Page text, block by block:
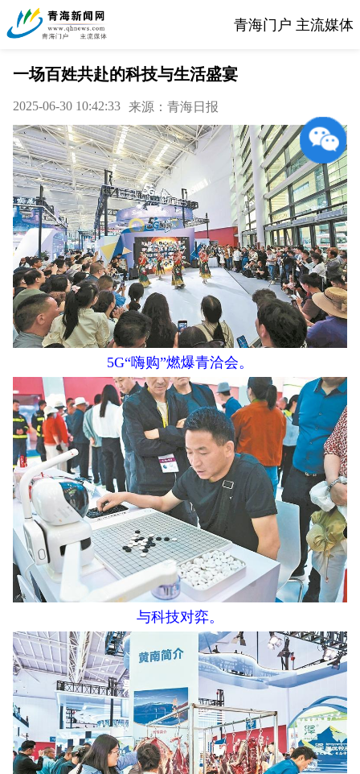
青海门户 主流媒体
一场百姓共赴的科技与生活盛宴
2025-06-30 10:42:33 来源：青海日报
5G“嗨购”燃爆青洽会。
与科技对弈。